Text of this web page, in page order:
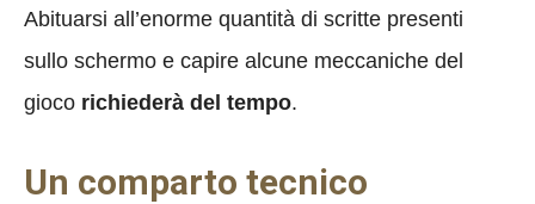
Abituarsi all’enorme quantità di scritte presenti
sullo schermo e capire alcune meccaniche del
gioco richiederà del tempo.
Un comparto tecnico